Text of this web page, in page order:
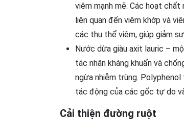
viêm mạnh mẽ. Các hoạt
liên quan đến viêm khớp và
các thụ thể viêm, giúp giảm
Nước dừa giàu axit lauric –
tác nhân kháng khuẩn và
ngừa nhiễm trùng.
tác động của các gốc tự do
Cải thiện đường ruột